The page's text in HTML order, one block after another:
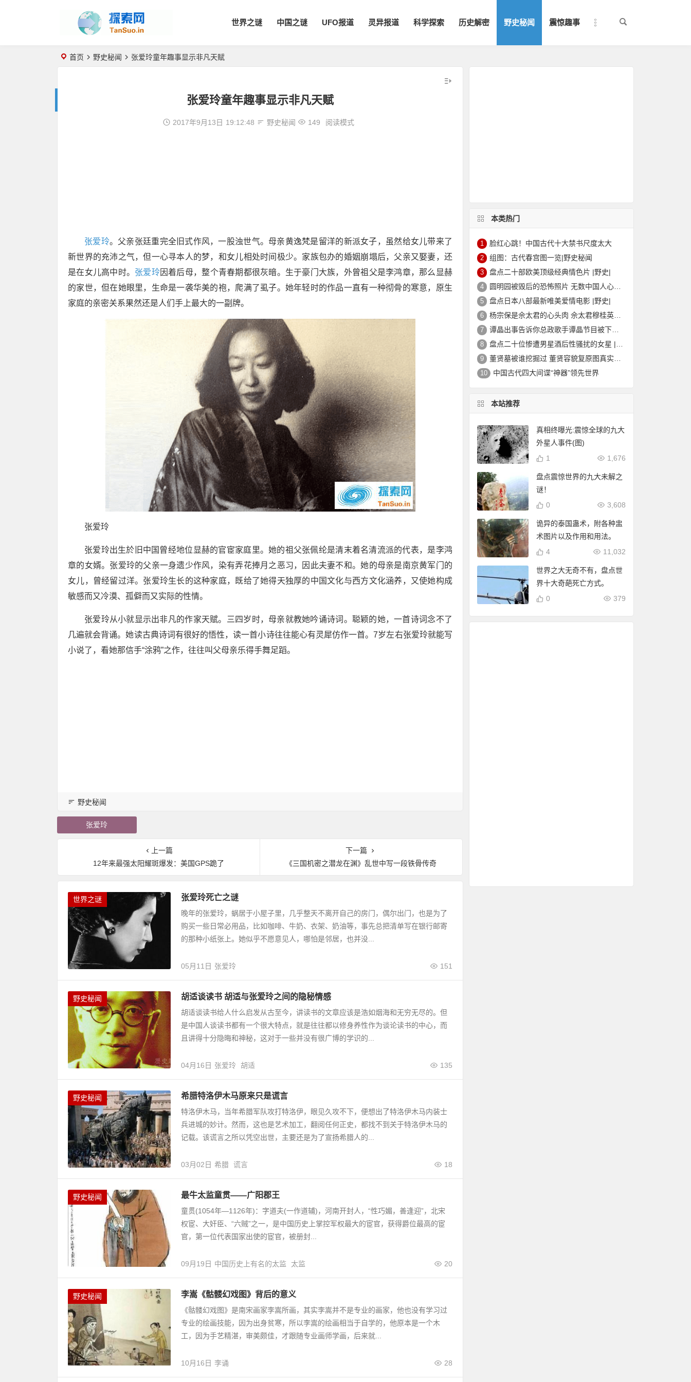
世界之谜 中国之谜 UFO报道 灵异报道 科学探索 历史解密 野史秘闻 震惊趣事
首页 野史秘闻 张爱玲童年趣事显示非凡天赋
张爱玲童年趣事显示非凡天赋
2017年9月13日 19:12:48 野史秘闻 149 阅读模式
张爱玲。父亲张廷重完全旧式作风，一股浊世气。母亲黄逸梵是留洋的新派女子，虽然给女儿带来了
新世界的充沛之气，但一心寻本人的梦，和女儿相处时间极少。家族包办的婚姻崩塌后，父亲又娶妻，还
是在女儿高中时。 张爱玲因着后母，整个青春期都很灰暗。生于豪门大族，外曾祖父是李鸿章，那么显赫
的家世，但在她眼里，生命是一袭华美的袍，爬满了虱子。她年轻时的作品一直有一种彻骨的寒意，原生
家庭的亲密关系果然还是人们手上最大的一副牌。
张爱玲
张爱玲出生於旧中国曾经地位显赫的官宦家庭里。她的祖父张佩纶是清末着名清流派的代表，是李鸿
章的女婿。张爱玲的父亲一身遗少作风，染有弄花捧月之恶习，因此夫妻不和。她的母亲是南京黄军门的
女儿，曾经留过洋。张爱玲生长的这种家庭，既给了她得天独厚的中国文化与西方文化涵养，又使她构成
敏感而又冷漠、孤僻而又实际的性情。
张爱玲从小就显示出非凡的作家天赋。三四岁时，母亲就教她吟诵诗词。聪颖的她，一首诗词念不了
几遍就会背诵。她读古典诗词有很好的悟性，读一首小诗往往能心有灵犀仿作一首。7岁左右张爱玲就能写
小说了，看她那信手“涂鸦”之作，往往叫父母亲乐得手舞足蹈。
野史秘闻
张爱玲
上一篇
12年来最强太阳耀斑爆发：美国GPS跪了
下一篇
《三国机密之潜龙在渊》乱世中写一段铁骨传奇
世界之谜 张爱玲死亡之谜
晚年的张爱玲，蜗居于小屋子里，几乎整天不离开自己的房门，偶尔出门，也是为了
购买一些日常必用品，比如咖啡、牛奶、衣架、奶油等，事先总把清单写在银行邮寄
的那种小纸张上。她似乎不愿意见人，哪怕是邻居，也并没...
05月11日 151
张爱玲
野史秘闻 胡适谈读书 胡适与张爱玲之间的隐秘情感
胡适谈读书给人什么启发从古至今，讲读书的文章应该是浩如烟海和无穷无尽的。但
是中国人谈读书都有一个很大特点，就是往往都以修身养性作为谈论读书的中心，而
且讲得十分隐晦和神秘，这对于一些并没有很广博的学识的...
04月16日 135
张爱玲 胡适
野史秘闻 希腊特洛伊木马原来只是谎言
特洛伊木马，当年希腊军队攻打特洛伊，眼见久攻不下，便想出了特洛伊木马内装士
兵进城的妙计。然而，这也是艺术加工，翻阅任何正史，都找不到关于特洛伊木马的
记载。该谎言之所以凭空出世，主要还是为了宣扬希腊人的...
03月02日 18
希腊 谎言
野史秘闻 最牛太监童贯——广阳郡王
童贯(1054年—1126年)：字道夫(一作道辅)，河南开封人，“性巧媚，善逢迎”，北宋
权宦、大奸臣、“六贼”之一，是中国历史上掌控军权最大的宦官，获得爵位最高的宦
官，第一位代表国家出使的宦官，被册封...
09月19日 20
中国历史上有名的太监 太监
野史秘闻 李嵩《骷髅幻戏图》背后的意义
《骷髅幻戏图》是南宋画家李嵩所画，其实李嵩并不是专业的画家，他也没有学习过
专业的绘画技能，因为出身贫寒，所以李嵩的绘画相当于自学的，他原本是一个木
工，因为手艺精湛，审美颇佳，才跟随专业画师学画，后来就...
10月16日 28
李诵
本类热门
1 脸红心跳！中国古代十大禁书尺度太大
2 组图：古代春宫图一览|野史秘闻
3 盘点二十部欧美顶级经典情色片 |野史|
4 圆明园被毁后的恐怖照片 无数中国人心中的痛
5 盘点日本八部最新唯美爱情电影 |野史|
6 杨宗保是佘太君的心头肉 佘太君穆桂英的故事|野史秘闻
7 谭晶出事告诉你总政歌手谭晶节目被下架的真相
8 盘点二十位惨遭男星酒后性骚扰的女星 |野史|
9 董贤墓被谁挖掘过 董贤容貌复原图真实外貌|野史秘闻
10 中国古代四大间谍“神器”领先世界
本站推荐
真相终曝光:震惊全球的九大
外星人事件(图)
1,676
1
盘点震惊世界的九大未解之
谜！
3,608
0
诡异的泰国蛊术，附各种盅
术图片以及作用和用法。
11,032
4
世界之大无奇不有，盘点世
界十大奇葩死亡方式。
379
0